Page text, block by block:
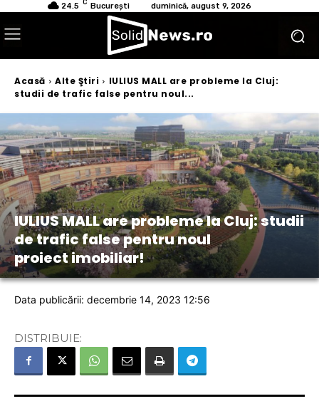
24.5 C București duminică, august 9, 2026
Acasă Alte Ştiri
IULIUS MALL are probleme la Cluj:
studii de trafic false pentru noul...
IULIUS MALL are probleme la Cluj: studii
de trafic false pentru noul
proiect imobiliar!
Data publicării: decembrie 14, 2023 12:56
DISTRIBUIE: